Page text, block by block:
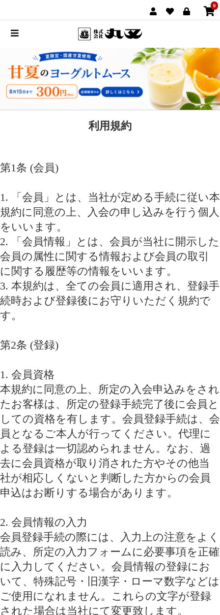
0
利用規約
第1条 (会員)
1. 「会員」とは、当社が定める手続に従い本
規約に同意の上、入会の申し込みを行う個人
をいいます。
2. 「会員情報」とは、会員が当社に開示した
会員の属性に関する情報および会員の取引
に関する履歴等の情報をいいます。
3. 本規約は、全ての会員に適用され、登録手
続時および登録後にお守りいただく規約で
す。
第2条 (登録)
1. 会員資格
本規約に同意の上、所定の入会申込みをされ
たお客様は、所定の登録手続完了後に会員と
しての資格を有します。会員登録手続は、会
員となるご本人が行ってください。代理に
よる登録は一切認められません。なお、過
去に会員資格が取り消された方やその他当
社が相応しくないと判断した方からの会員
申込はお断りする場合があります。
2. 会員情報の入力
会員登録手続の際には、入力上の注意をよく
読み、所定の入力フォームに必要事項を正確
に入力してください。会員情報の登録にお
いて、特殊記号・旧漢字・ローマ数字などは
ご使用になれません。これらの文字が登録
された場合は当社にて変更致します。